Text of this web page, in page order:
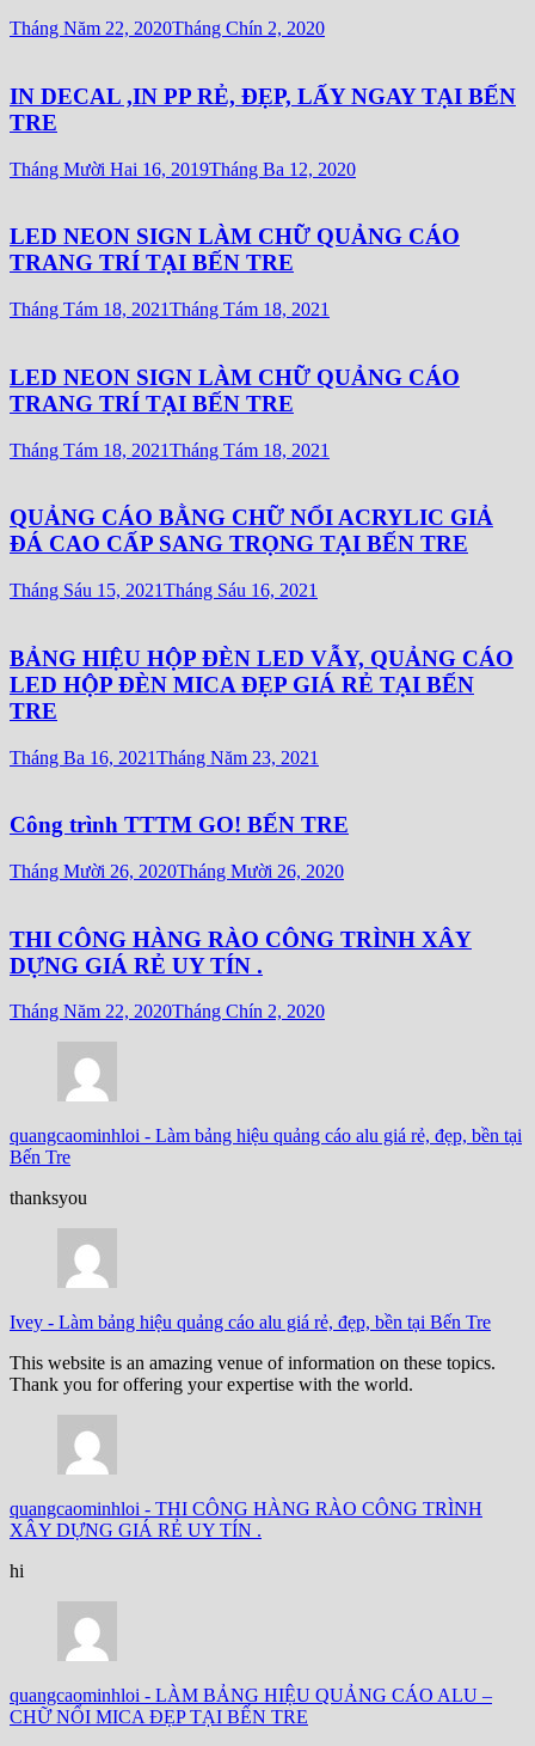
Tháng Năm 22, 2020Tháng Chín 2, 2020
IN DECAL ,IN PP RẺ, ĐẸP, LẤY NGAY TẠI BẾN
TRE
Tháng Mười Hai 16, 2019Tháng Ba 12, 2020
LED NEON SIGN LÀM CHỮ QUẢNG CÁO
TRANG TRÍ TẠI BẾN TRE
Tháng Tám 18, 2021Tháng Tám 18, 2021
LED NEON SIGN LÀM CHỮ QUẢNG CÁO
TRANG TRÍ TẠI BẾN TRE
Tháng Tám 18, 2021Tháng Tám 18, 2021
QUẢNG CÁO BẰNG CHỮ NỔI ACRYLIC GIẢ
ĐÁ CAO CẤP SANG TRỌNG TẠI BẾN TRE
Tháng Sáu 15, 2021Tháng Sáu 16, 2021
BẢNG HIỆU HỘP ĐÈN LED VẪY, QUẢNG CÁO
LED HỘP ĐÈN MICA ĐẸP GIÁ RẺ TẠI BẾN
TRE
Tháng Ba 16, 2021Tháng Năm 23, 2021
Công trình TTTM GO! BẾN TRE
Tháng Mười 26, 2020Tháng Mười 26, 2020
THI CÔNG HÀNG RÀO CÔNG TRÌNH XÂY
DỰNG GIÁ RẺ UY TÍN .
Tháng Năm 22, 2020Tháng Chín 2, 2020
quangcaominhloi - Làm bảng hiệu quảng cáo alu giá rẻ, đẹp, bền tại
Bến Tre
thanksyou
Ivey - Làm bảng hiệu quảng cáo alu giá rẻ, đẹp, bền tại Bến Tre
This website is an amazing venue of information on these topics.
Thank you for offering your expertise with the world.
quangcaominhloi - THI CÔNG HÀNG RÀO CÔNG TRÌNH
XÂY DỰNG GIÁ RẺ UY TÍN .
hi
quangcaominhloi - LÀM BẢNG HIỆU QUẢNG CÁO ALU –
CHỮ NỔI MICA ĐẸP TẠI BẾN TRE